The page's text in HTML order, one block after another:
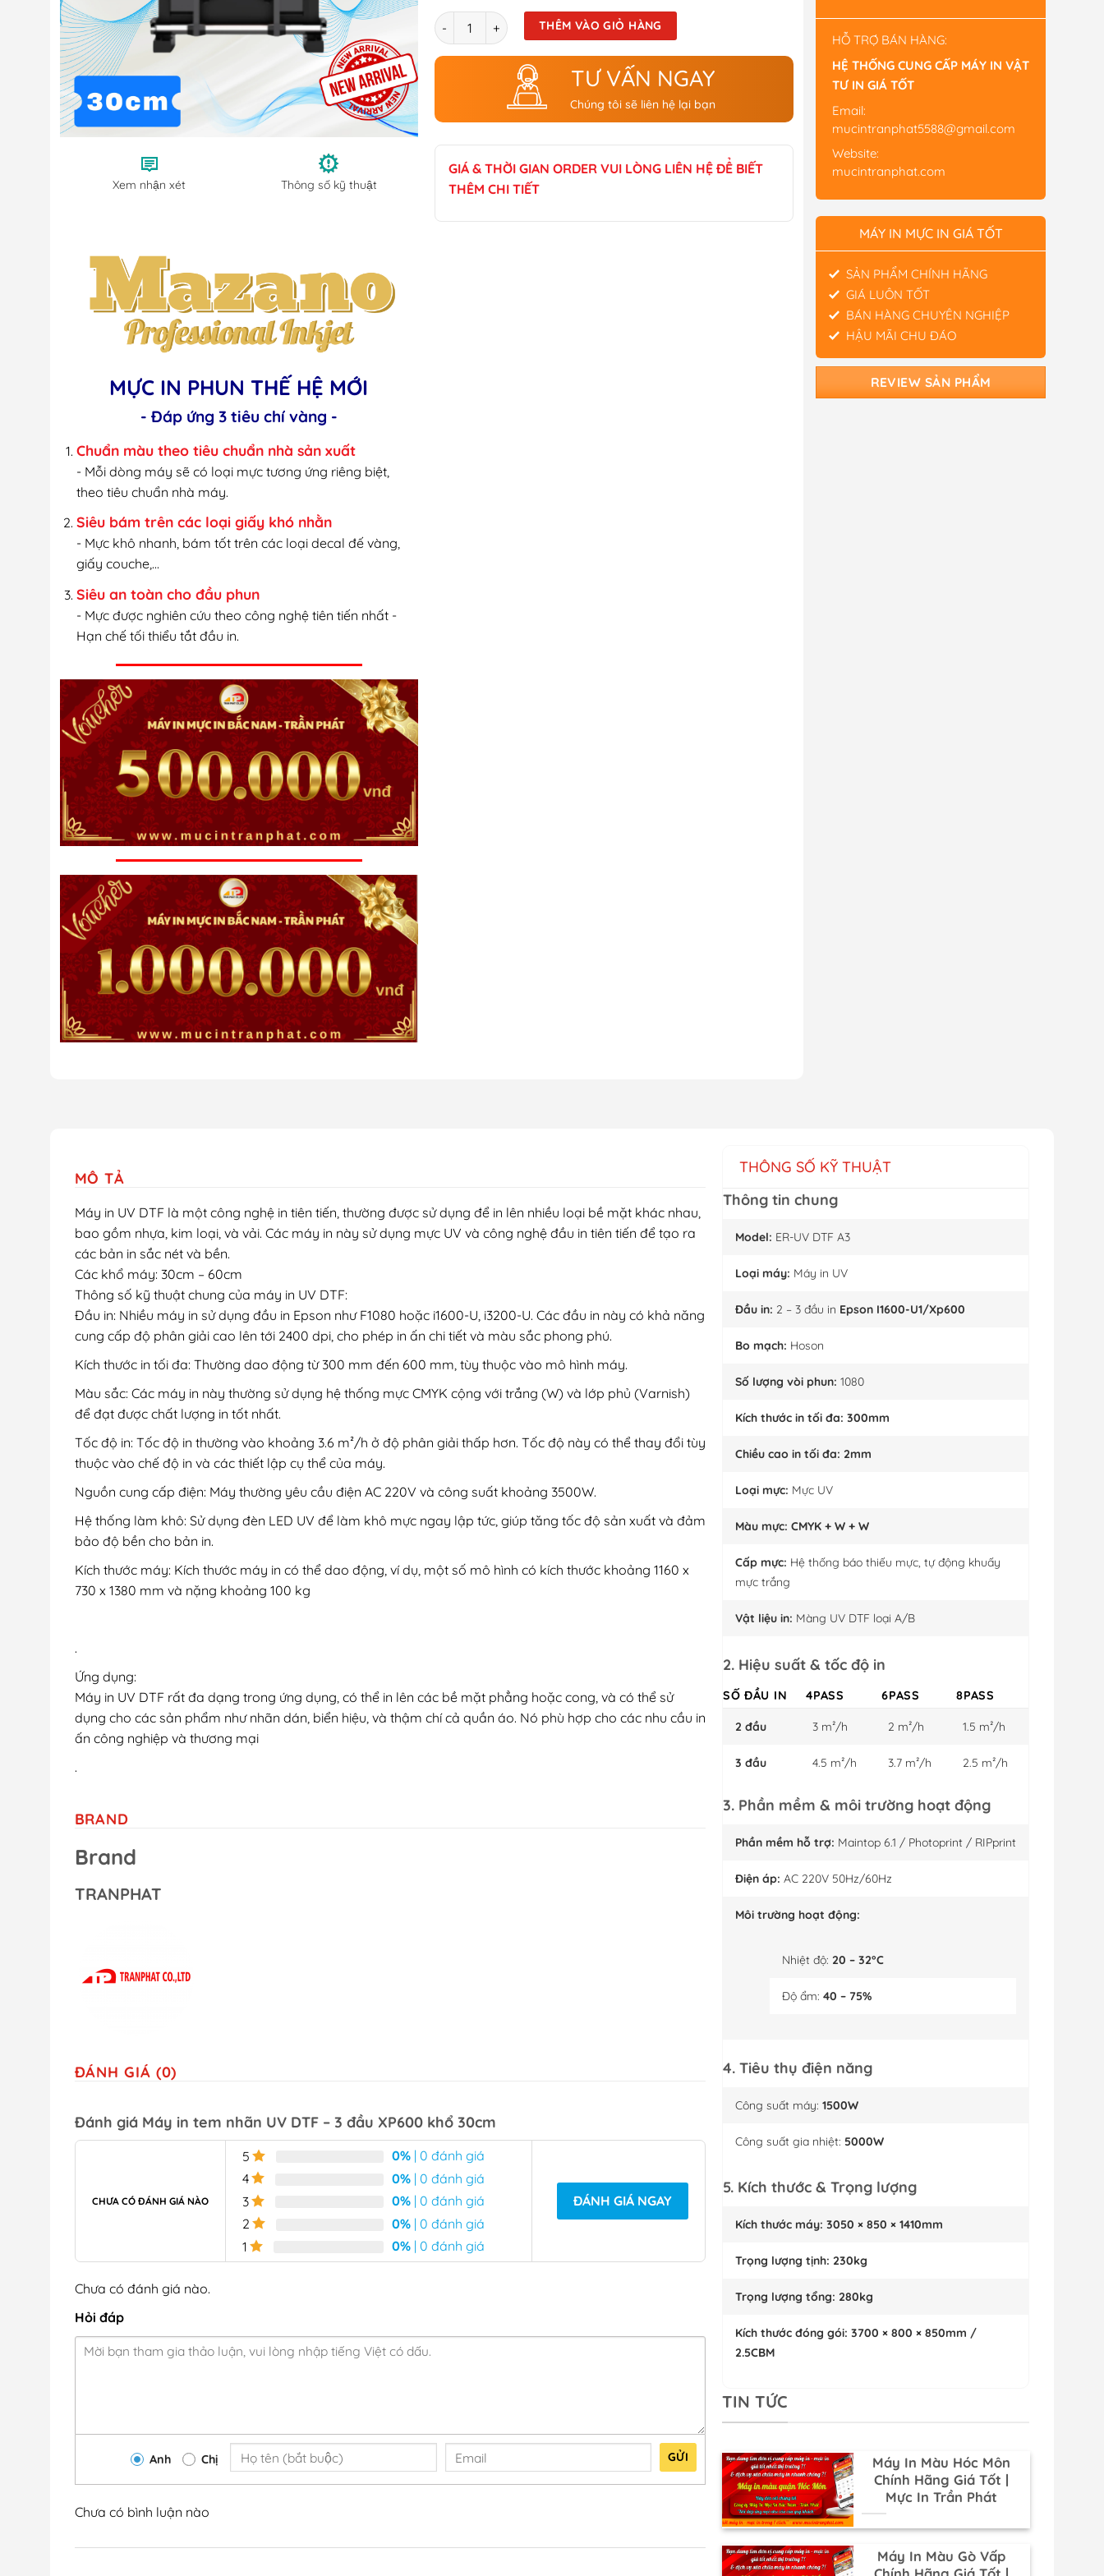
Xem nhận xét Thông số kỹ thuật
MỰC IN PHUN THẾ HỆ MỚI
- Đáp ứng 3 tiêu chí vàng -
Chuẩn màu theo tiêu chuẩn nhà sản xuất
- Mỗi dòng máy sẽ có loại mực tương ứng riêng biệt,
theo tiêu chuẩn nhà máy.
Siêu bám trên các loại giấy khó nhằn
- Mực khô nhanh, bám tốt trên các loại decal đế vàng,
giấy couche,...
Siêu an toàn cho đầu phun
- Mực được nghiên cứu theo công nghệ tiên tiến nhất -
Hạn chế tối thiểu tắt đầu in.
Số lượng THÊM VÀO GIỎ HÀNG
TƯ VẤN NGAY
Chúng tôi sẽ liên hệ lại bạn
GIÁ & THỜI GIAN ORDER VUI LÒNG LIÊN HỆ ĐỂ BIẾT
THÊM CHI TIẾT
HỖ TRỢ BÁN HÀNG:
HỆ THỐNG CUNG CẤP MÁY IN VẬT
TƯ IN GIÁ TỐT
Email:
mucintranphat5588@gmail.com
Website:
mucintranphat.com
MÁY IN MỰC IN GIÁ TỐT
SẢN PHẨM CHÍNH HÃNG
GIÁ LUÔN TỐT
BÁN HÀNG CHUYÊN NGHIỆP
HẬU MÃI CHU ĐÁO
REVIEW SẢN PHẨM
MÔ TẢ
Máy in UV DTF là một công nghệ in tiên tiến, thường được sử dụng để in lên nhiều loại bề mặt khác nhau,
bao gồm nhựa, kim loại, và vải. Các máy in này sử dụng mực UV và công nghệ đầu in tiên tiến để tạo ra
các bản in sắc nét và bền.
Các khổ máy: 30cm – 60cm
Thông số kỹ thuật chung của máy in UV DTF:
Đầu in: Nhiều máy in sử dụng đầu in Epson như F1080 hoặc i1600-U, i3200-U. Các đầu in này có khả năng
cung cấp độ phân giải cao lên tới 2400 dpi, cho phép in ấn chi tiết và màu sắc phong phú.
Kích thước in tối đa: Thường dao động từ 300 mm đến 600 mm, tùy thuộc vào mô hình máy.
Màu sắc: Các máy in này thường sử dụng hệ thống mực CMYK cộng với trắng (W) và lớp phủ (Varnish)
để đạt được chất lượng in tốt nhất.
Tốc độ in: Tốc độ in thường vào khoảng 3.6 m²/h ở độ phân giải thấp hơn. Tốc độ này có thể thay đổi tùy
thuộc vào chế độ in và các thiết lập cụ thể của máy.
Nguồn cung cấp điện: Máy thường yêu cầu điện AC 220V và công suất khoảng 3500W.
Hệ thống làm khô: Sử dụng đèn LED UV để làm khô mực ngay lập tức, giúp tăng tốc độ sản xuất và đảm
bảo độ bền cho bản in.
Kích thước máy: Kích thước máy in có thể dao động, ví dụ, một số mô hình có kích thước khoảng 1160 x
730 x 1380 mm và nặng khoảng 100 kg​
.
Ứng dụng:
Máy in UV DTF rất đa dạng trong ứng dụng, có thể in lên các bề mặt phẳng hoặc cong, và có thể sử
dụng cho các sản phẩm như nhãn dán, biển hiệu, và thậm chí cả quần áo. Nó phù hợp cho các nhu cầu in
ấn công nghiệp và thương mại​
.
BRAND
Brand
TRANPHAT
ĐÁNH GIÁ (0)
Đánh giá Máy in tem nhãn UV DTF – 3 đầu XP600 khổ 30cm
CHƯA CÓ ĐÁNH GIÁ NÀO
5 0% | 0 đánh giá
4
0% | 0 đánh giá
3
0% | 0 đánh giá
2
0% | 0 đánh giá
1
0% | 0 đánh giá
ĐÁNH GIÁ NGAY
Chưa có đánh giá nào.
Hỏi đáp
Anh Chị GỬI
Chưa có bình luận nào
THÔNG SỐ KỸ THUẬT
Thông tin chung
Model: ER-UV DTF A3
Loại máy: Máy in UV
Đầu in: 2 – 3 đầu in Epson I1600-U1/Xp600
Bo mạch: Hoson
Số lượng vòi phun: 1080
Kích thước in tối đa: 300mm
Chiều cao in tối đa: 2mm
Loại mực: Mực UV
Màu mực: CMYK + W + W
Cấp mực: Hệ thống báo thiếu mực, tự động khuấy
mực trắng
Vật liệu in: Màng UV DTF loại A/B
2. Hiệu suất & tốc độ in
SỐ ĐẦU IN 4PASS 6PASS 8PASS
2 đầu 3 m²/h 2 m²/h 1.5 m²/h
3 đầu 4.5 m²/h 3.7 m²/h 2.5 m²/h
3. Phần mềm & môi trường hoạt động
Phần mềm hỗ trợ: Maintop 6.1 / Photoprint / RIPprint
Điện áp: AC 220V 50Hz/60Hz
Môi trường hoạt động:
Nhiệt độ: 20 – 32°C
Độ ẩm: 40 – 75%
4. Tiêu thụ điện năng
Công suất máy: 1500W
Công suất gia nhiệt: 5000W
5. Kích thước & Trọng lượng
Kích thước máy: 3050 × 850 × 1410mm
Trọng lượng tịnh: 230kg
Trọng lượng tổng: 280kg
Kích thước đóng gói: 3700 × 800 × 850mm /
2.5CBM
TIN TỨC
Máy In Màu Hóc Môn
Chính Hãng Giá Tốt |
Mực In Trần Phát
Máy In Màu Gò Vấp